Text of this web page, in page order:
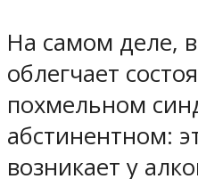
На самом деле,
облегчает
похмельном
абстинентном:
возникает у